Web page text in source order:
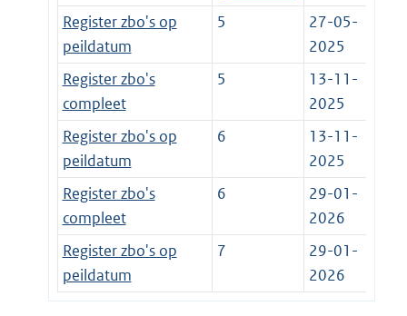
Register zbo's op
peildatum
5
27-05-
2025
Register zbo's
compleet
5
13-11-
2025
Register zbo's op
peildatum
6
13-11-
2025
Register zbo's
compleet
6
29-01-
2026
Register zbo's op
peildatum
7
29-01-
2026